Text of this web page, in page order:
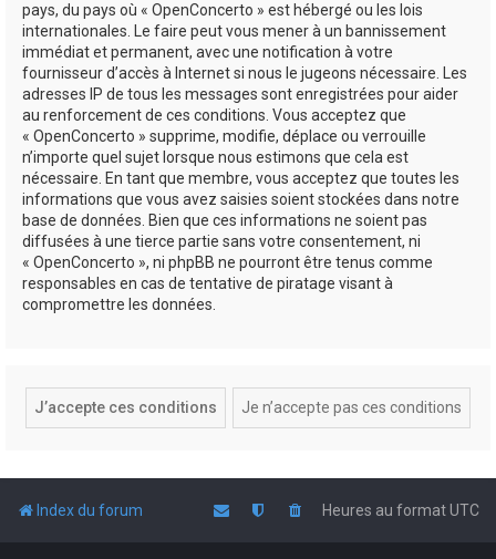
pays, du pays où « OpenConcerto » est hébergé ou les lois
internationales. Le faire peut vous mener à un bannissement
immédiat et permanent, avec une notification à votre
fournisseur d’accès à Internet si nous le jugeons nécessaire. Les
adresses IP de tous les messages sont enregistrées pour aider
au renforcement de ces conditions. Vous acceptez que
« OpenConcerto » supprime, modifie, déplace ou verrouille
n’importe quel sujet lorsque nous estimons que cela est
nécessaire. En tant que membre, vous acceptez que toutes les
informations que vous avez saisies soient stockées dans notre
base de données. Bien que ces informations ne soient pas
diffusées à une tierce partie sans votre consentement, ni
« OpenConcerto », ni phpBB ne pourront être tenus comme
responsables en cas de tentative de piratage visant à
compromettre les données.
Index du forum Heures au formatUTC